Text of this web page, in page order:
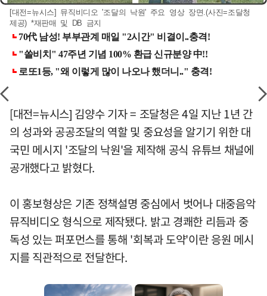
[대전=뉴시스] 뮤직비디오 '조달의 낙원' 주요 영상 장면.(사진=조달청
제공) *재판매 및 DB 금지
[대전=뉴시스] 김양수 기자 = 조달청은 4일 지난 1년 간
의 성과와 공공조달의 역할 및 중요성을 알기기 위한 대
국민 메시지 '조달의 낙원'을 제작해 공식 유튜브 채널에
공개했다고 밝혔다.
이 홍보형상은 기존 정책설명 중심에서 벗어나 대중음악
뮤직비디오 형식으로 제작됐다. 밝고 경쾌한 리듬과 중
독성 있는 퍼포먼스를 통해 '회복과 도약'이란 응원 메시
지를 직관적으로 전달한다.